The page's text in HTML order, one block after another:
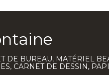
DE BUREAU, MATÉRIEL
CARNET DE DESSIN,